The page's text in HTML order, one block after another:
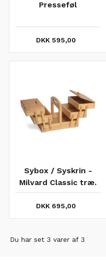
Presseføl
DKK 595,00
Sybox / Syskrin -
Milvard Classic træ.
DKK 695,00
Du har set 3 varer af 3